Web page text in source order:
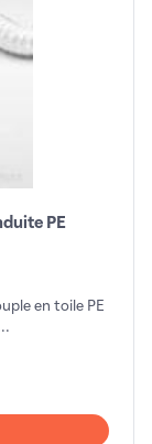
PE
en toile PE